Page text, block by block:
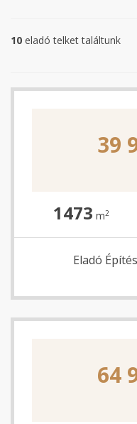
10 eladó telket találtunk
39
1473 m2
Eladó
64